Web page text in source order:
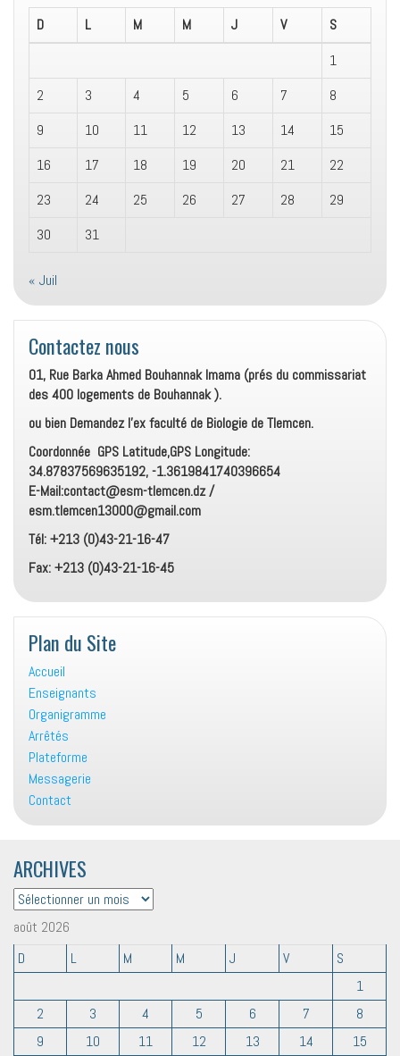
D
L M M J V
S
1
2
3 4 5 6 7
8
9
10 11 12 13 14
15
16
17 18 19 20 21
22
23
24 25 26 27 28
29
30
31
« Juil
Contactez nous
01, Rue Barka Ahmed Bouhannak Imama (prés du commissariat
des 400 logements de Bouhannak ).
ou bien Demandez l’ex faculté de Biologie de Tlemcen.
Coordonnée GPS Latitude,GPS Longitude:
34.87837569635192, -1.3619841740396654
E-Mail:contact@esm-tlemcen.dz /
esm.tlemcen13000@gmail.com
Tél: +213 (0)43-21-16-47
Fax: +213 (0)43-21-16-45
Plan du Site
Accueil
Enseignants
Organigramme
Arrêtés
Plateforme
Messagerie
Contact
ARCHIVES
ARCHIVES
août 2026
D
L M M J V
S
1
2
3 4 5 6 7
8
9
10 11 12 13 14 15